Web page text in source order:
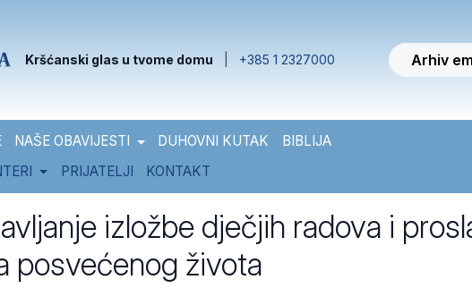
Kršćanski glas u tvome domu +385 1 2327000 Arhiv
NAŠE OBAVIJESTI DUHOVNI KUTAK
BIBLIJA
PRIJATELJI KONTAKT
izložbe dječjih radova i
posvećenog života